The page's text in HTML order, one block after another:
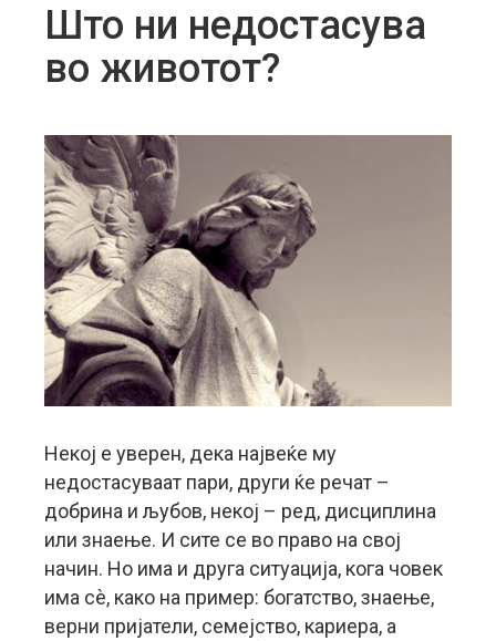
Што ни недостасува
во животот?
Некој е уверен, дека највеќе му
недостасуваат пари, други ќе речат –
добрина и љубов, некој – ред, дисциплина
или знаење. И сите се во право на свој
начин. Но има и друга ситуација, кога човек
има сѐ, како на пример: богатство, знаење,
верни пријатели, семејство, кариера, а